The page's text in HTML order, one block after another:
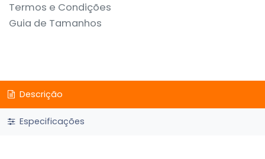
Termos e Condições
Guia de Tamanhos
Descrição
Especificações